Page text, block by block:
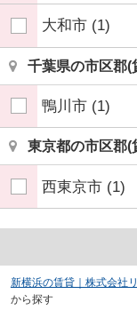
大和市 (1)
千葉県の市区郡(
鴨川市 (1)
東京都の市区郡(
西東京市 (1)
新横浜の賃貸｜株式会社
から探す